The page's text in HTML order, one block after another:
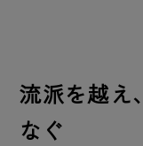
流派を越え
なぐ